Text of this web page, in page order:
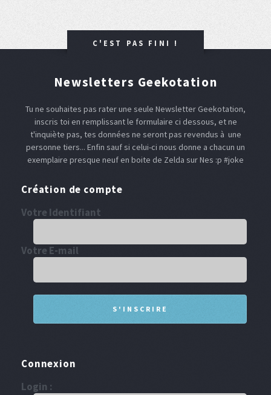
C'EST PAS FINI !
Newsletters Geekotation
Tu ne souhaites pas rater une seule Newsletter Geekotation,
inscris toi en remplissant le formulaire ci dessous, et ne
t'inquiète pas, tes données ne seront pas revendus à une
personne tiers... Enfin sauf si celui-ci nous donne a chacun un
exemplaire presque neuf en boite de Zelda sur Nes :p #joke
Création de compte
Votre Identifiant
Votre E-mail
Connexion
Login :